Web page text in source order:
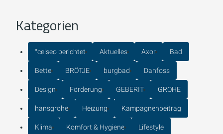
Kategorien
°celseo berichtet Aktuelles Axor Bad
Bette BRÖTJE burgbad Danfoss
Design Förderung GEBERIT GROHE
hansgrohe Heizung Kampagnenbeitrag
Klima Komfort & Hygiene Lifestyle